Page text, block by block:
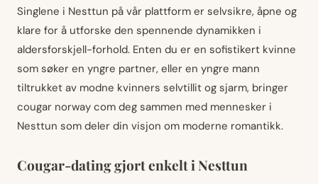
Singlene i Nesttun på vår plattform er selvsikre, åpne og
klare for å utforske den spennende dynamikken i
aldersforskjell-forhold. Enten du er en sofistikert kvinne
som søker en yngre partner, eller en yngre mann
tiltrukket av modne kvinners selvtillit og sjarm, bringer
cougar norway com deg sammen med mennesker i
Nesttun som deler din visjon om moderne romantikk.
Cougar-dating gjort enkelt i Nesttun